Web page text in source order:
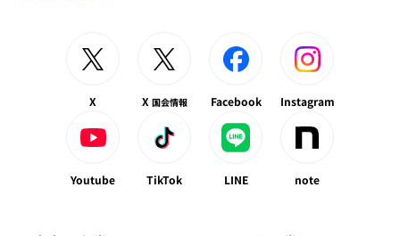
X X 国会情報 Facebook Instagram
Youtube TikTok LINE note